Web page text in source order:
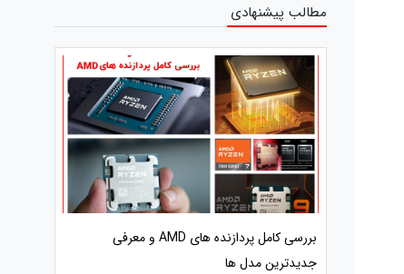
مطالب پیشنهادی
بررسی کامل پردازنده های AMD و معرفی
جدیدترین مدل ها